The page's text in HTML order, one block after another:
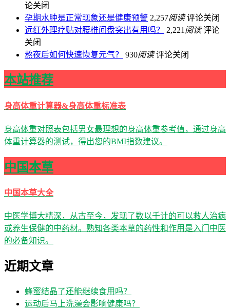
论关闭
孕期水肿是正常现象还是健康预警 2,257阅读 评论关闭
远红外理疗贴对腰椎间盘突出有用吗？
2,221 阅读 评论
关闭
熬夜后如何快速恢复元气？
930阅读 评论关闭
本站推荐
身高体重计算器&身高体重标准表
身高体重对照表包括男女最理想的身高体重参考值，通过身高
体重计算器的测试，得出您的BMI指数建议。
中国本草
中国本草大全
中医学博大精深，从古至今，发现了数以千计的可以救人治病
或养生保健的中药材。熟知各类本草的药性和作用是入门中医
的必备知识。
近期文章
蜂蜜结晶了还能继续食用吗？
运动后马上洗澡会影响健康吗？